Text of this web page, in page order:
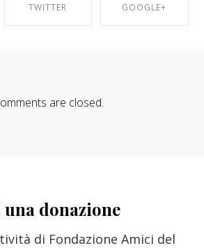
TWITTER GOOGLE+
are closed.
una donazione
di Fondazione Amici del